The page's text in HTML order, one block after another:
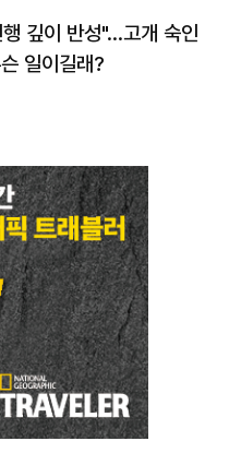
깊이 반성"…고개 숙인
일이길래?